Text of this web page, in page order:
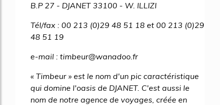
B.P 27 - DJANET 33100 - W. ILLIZI
Tél/fax : 00 213 (0)29 48 51 18 et 00 213 (0)29
48 51 19
e-mail : timbeur@wanadoo.fr
« Timbeur » est le nom d'un pic caractéristique
qui domine l'oasis de DJANET. C'est aussi le
nom de notre agence de voyages, créée en